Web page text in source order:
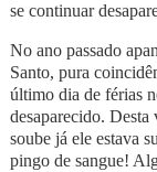
se continuar
No ano passado
Santo, pura
último dia de férias
desaparecido.
soube já ele estava
pingo de sangue!